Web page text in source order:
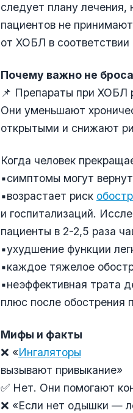
следует плану
пациентов не принимают
от ХОБЛ в
Почему важно не
📌 Препараты при ХОБЛ
Они уменьшают
открытыми и снижают
Когда человек
▪️симптомы могут
▪️возрастает риск
и госпитализаций.
пациенты в 2-2,5 раза
▪️ухудшение функции
▪️каждое тяжелое
▪️неэффективная трата
плюс после обострения
Мифы и факты
❌ «Ингаляторы
вызывают привыкание»
✅ Нет. Они помогают
❌ «Если нет одышки —